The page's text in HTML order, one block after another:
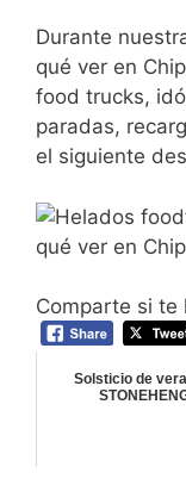
Durante
qué ver en
food trucks,
paradas,
el siguiente
Comparte si te
Solsticio de